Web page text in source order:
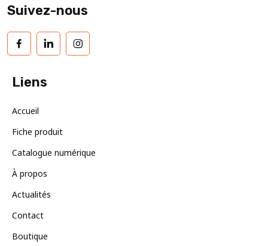
Suivez-nous
FacebookLinkedIn
Liens
Accueil
Fiche produit
Catalogue numérique
À propos
Actualités
Contact
Boutique